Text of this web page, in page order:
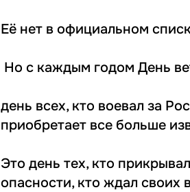
Её нет в официальном
Но с каждым годом День
день всех, кто воевал за
приобретает все больше
Это день тех, кто
опасности, кто ждал своих